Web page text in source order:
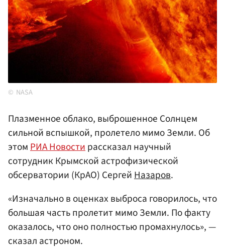
NASA
Плазменное облако, выброшенное Солнцем
сильной вспышкой, пролетело мимо Земли. Об
этомРИА Новостирассказал научный
сотрудник Крымской астрофизической
обсерватории (КрАО) СергейНазаров.
«Изначально в оценках выброса говорилось, что
большая часть пролетит мимо Земли. По факту
оказалось, что оно полностью промахнулось», —
сказал астроном.